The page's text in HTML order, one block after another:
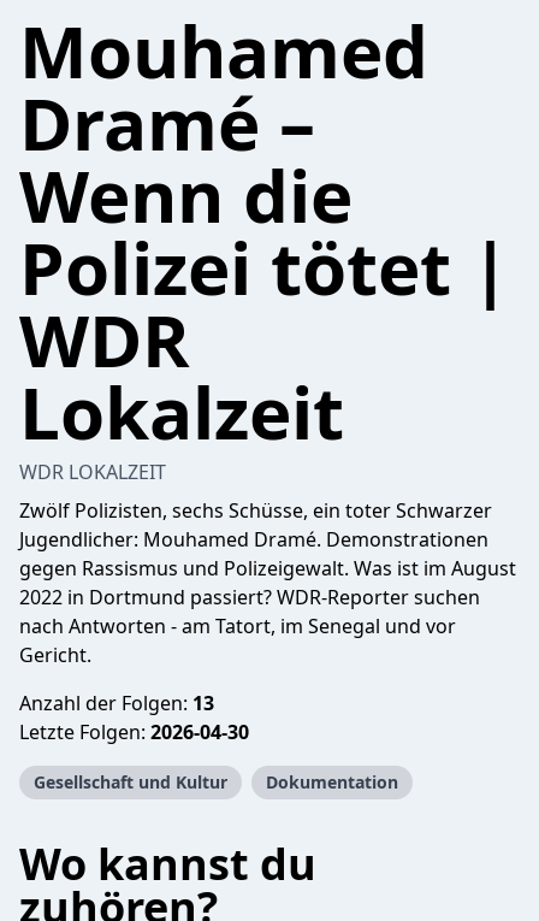
Mouhamed
Dramé –
Wenn die
Polizei tötet |
WDR
Lokalzeit
WDR LOKALZEIT
Zwölf Polizisten, sechs Schüsse, ein toter Schwarzer
Jugendlicher: Mouhamed Dramé. Demonstrationen
gegen Rassismus und Polizeigewalt. Was ist im August
2022 in Dortmund passiert? WDR-Reporter suchen
nach Antworten - am Tatort, im Senegal und vor
Gericht.
Anzahl der Folgen: 13
Letzte Folgen: 2026-04-30
Gesellschaft und Kultur Dokumentation
Wo kannst du
zuhören?